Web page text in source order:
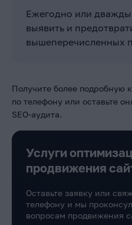
Ежегодно или дважды
выявить и
вышеперечисленных
Получите более подробную
по телефону или оставьте
SEO-аудита.
Услуги
продвижения
Оставьте заявку или
телефону и мы
вопросам продвижения